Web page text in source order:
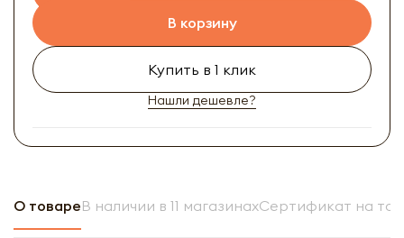
В корзину
Купить в 1 клик
Нашли дешевле?
О товареВ наличии в 11 магазинахСертификат на